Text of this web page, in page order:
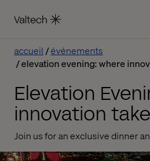
accueil
événements
elevation evening: where
Elevation
innovation
Join us for an exclusive dinner